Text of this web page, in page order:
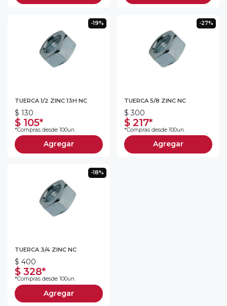
-19%
TUERCA 1/2 ZINC 13H NC
$ 130
$ 105*
*Compras desde 100un.
Agregar
-27%
TUERCA 5/8 ZINC NC
$ 300
$ 217*
*Compras desde 100un.
Agregar
-18%
TUERCA 3/4 ZINC NC
$ 400
$ 328*
*Compras desde 100un.
Agregar